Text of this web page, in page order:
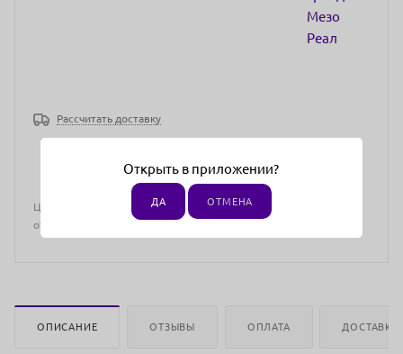
Рассчитать доставку
Цена действительна только для интернет-магазина и может
отличаться от цен в розничных магазинах
ОПИСАНИЕ ОТЗЫВЫ ОПЛАТА ДОСТАВКА
Открыть в приложении?
ДА ОТМЕНА